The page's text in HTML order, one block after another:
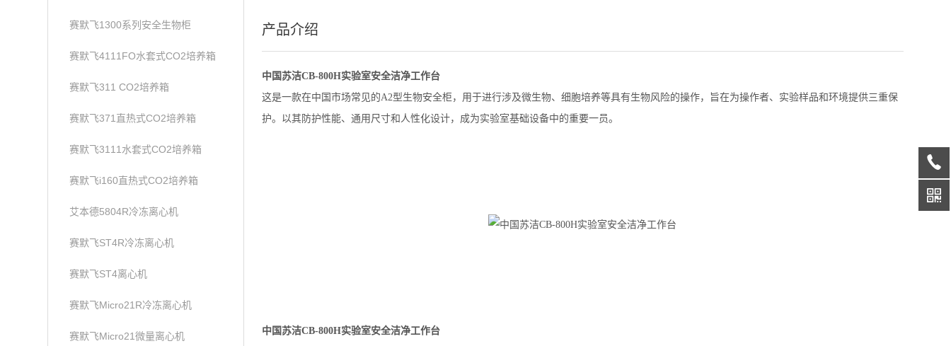
赛默飞1300系列安全生物柜
赛默飞4111FO水套式CO2培养箱
赛默飞311 CO2培养箱
赛默飞371直热式CO2培养箱
赛默飞3111水套式CO2培养箱
赛默飞i160直热式CO2培养箱
艾本德5804R冷冻离心机
赛默飞ST4R冷冻离心机
赛默飞ST4离心机
赛默飞Micro21R冷冻离心机
赛默飞Micro21微量离心机
产品介绍
中国苏洁CB-800H实验室安全洁净工作台
这是一款在中国市场常见的A2型生物安全柜，用于进行涉及微生物、细胞培养等具有生物风险的操作，旨在为操作者、实验样品和环境提供三重保
护。以其防护性能、通用尺寸和人性化设计，成为实验室基础设备中的重要一员。
中国苏洁CB-800H实验室安全洁净工作台